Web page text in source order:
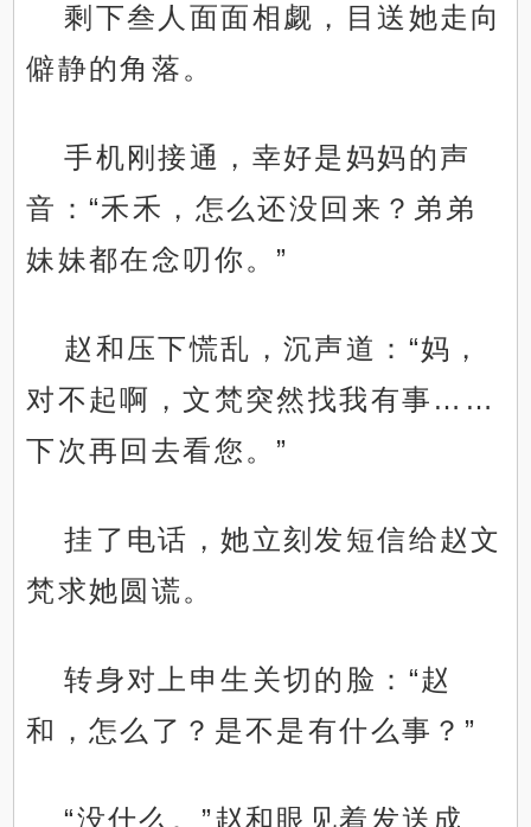
剩下叁人面面相觑，目送她走向
僻静的角落。
手机刚接通，幸好是妈妈的声
音：“禾禾，怎么还没回来？弟弟
妹妹都在念叨你。”
赵和压下慌乱，沉声道：“妈，
对不起啊，文梵突然找我有事……
下次再回去看您。”
挂了电话，她立刻发短信给赵文
梵求她圆谎。
转身对上申生关切的脸：“赵
和，怎么了？是不是有什么事？”
“没什么。”赵和眼见着发送成